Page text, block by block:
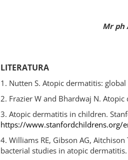
Mr ph
LITERATURA
1. Nutten S. Atopic dermatitis:
2. Frazier W and Bhardwaj N.
3. Atopic dermatitis in children.
https://www.stanfordchildrens.org/
4. Williams RE, Gibson AG,
bacterial studies in atopic